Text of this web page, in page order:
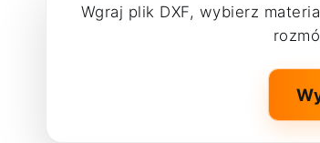
Wgraj plik DXF, wybierz